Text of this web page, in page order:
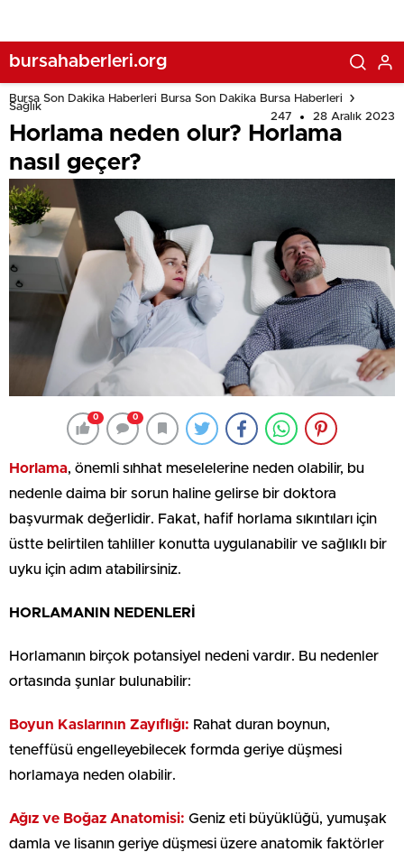
bursahaberleri.org
Bursa Son Dakika Haberleri Bursa Son Dakika Bursa Haberleri
Sağlık
247
28 Aralık 2023
Horlama neden olur? Horlama
nasıl geçer?
0 0
Horlama, önemli sıhhat meselelerine neden olabilir, bu
nedenle daima bir sorun haline gelirse bir doktora
başvurmak değerlidir. Fakat, hafif horlama sıkıntıları için
üstte belirtilen tahliller konutta uygulanabilir ve sağlıklı bir
uyku için adım atabilirsiniz.
HORLAMANIN NEDENLERİ
Horlamanın birçok potansiyel nedeni vardır. Bu nedenler
ortasında şunlar bulunabilir:
Boyun Kaslarının Zayıflığı: Rahat duran boynun,
teneffüsü engelleyebilecek formda geriye düşmesi
horlamaya neden olabilir.
Ağız ve Boğaz Anatomisi: Geniz eti büyüklüğü, yumuşak
damla ve lisanın geriye düşmesi üzere anatomik faktörler